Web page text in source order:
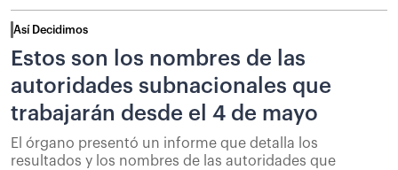
Así Decidimos
Estos son los nombres de las
autoridades subnacionales que
trabajarán desde el 4 de mayo
El órgano presentó un informe que detalla los
resultados y los nombres de las autoridades que